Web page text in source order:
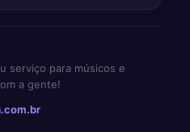
serviço para músicos e
a gente!